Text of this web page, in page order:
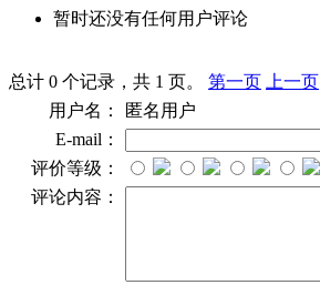
暂时还没有任何用户评论
总计 0 个记录，共 1 页。 第一页 上一页
用户名：
匿名用户
E-mail：
评价等级：
评论内容：